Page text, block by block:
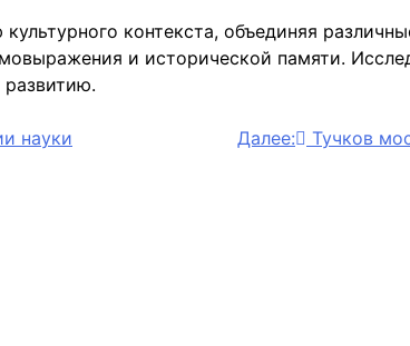
контекста, объединяя
и исторической памяти.
науки Далее:
Тучков